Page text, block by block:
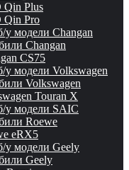
Plus
Qin Pro
у модели Changan
Changan
CS75
у модели Volkswagen
Volkswagen
Touran X
у модели SAIC
Roewe
eRX5
у модели Geely
Geely